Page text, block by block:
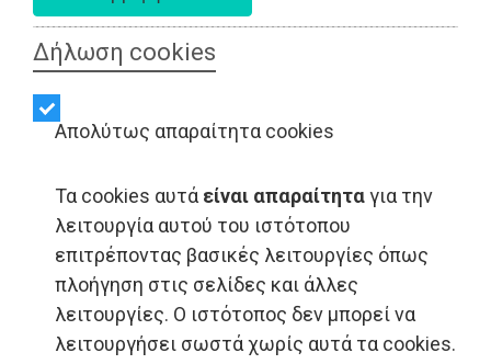
Δήλωση cookies
Απολύτως απαραίτητα cookies
Τα cookies αυτά είναι απαραίτηταγια την
λειτουργία αυτού του ιστότοπου
επιτρέποντας βασικές λειτουργίες όπως
πλοήγηση στις σελίδες και άλλες
λειτουργίες. Ο ιστότοπος δεν μπορεί να
λειτουργήσει σωστά χωρίς αυτά τα cookies.
ΑΥΤΟΔΙΟΙΚΗΣΗ - Ραφήνα